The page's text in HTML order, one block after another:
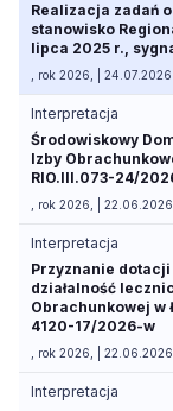
Realizacja zadań
stanowisko
lipca 2025 r.,
, rok 2026, | 24.07.2026
Interpretacja
Środowiskowy
Izby
RIO.III.073-24/
, rok 2026, | 22.06.2026
Interpretacja
Przyznanie
działalność
Obrachunkowej w
4120-17/2026-w
, rok 2026, | 22.06.2026
Interpretacja